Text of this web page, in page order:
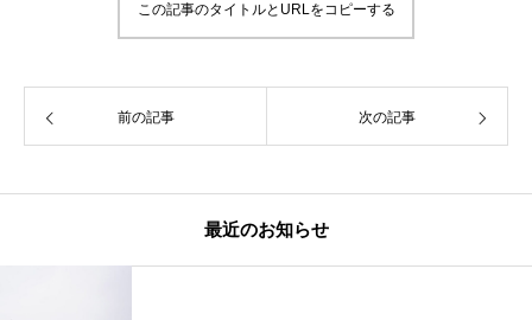
この記事のタイトルとURLをコピーする
前の記事 次の記事
最近のお知らせ